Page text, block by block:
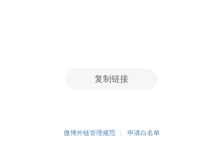
复制链接
微博外链管理规范 申请白名单